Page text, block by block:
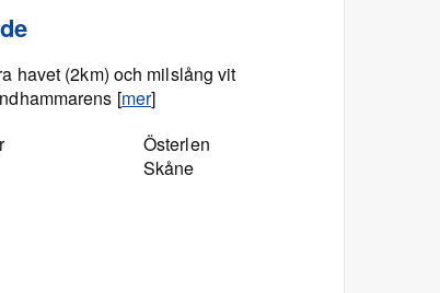
havet (2km) och milslång vit
[mer]
Österlen
Skåne